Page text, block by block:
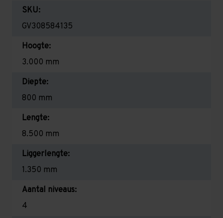
SKU:
GV308584135
Hoogte:
3.000 mm
Diepte:
800 mm
Lengte:
8.500 mm
Liggerlengte:
1.350 mm
Aantal niveaus:
4